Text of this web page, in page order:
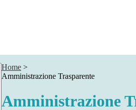
Home >
Amministrazione Trasparente
Amministrazione